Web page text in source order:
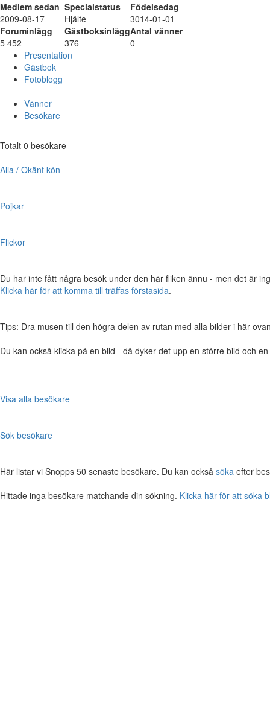
Medlem sedan Specialstatus
Födelsedag
2009-08-17
Hjälte
3014-01-01
Foruminlägg
GästboksinläggAntal vänner
5 452
376
0
Presentation
Gästbok
Fotoblogg
Vänner
Besökare
Totalt 0 besökare
Alla / Okänt kön
Pojkar
Flickor
Du har inte fått några besök under den här fliken ännu - men det är
Klicka här för att komma till träffas förstasida.
Tips: Dra musen till den högra delen av rutan med alla bilder i här
Du kan också klicka på en bild - då dyker det upp en större bild och
Visa alla besökare
Sök besökare
Här listar vi Snopps 50 senaste besökare. Du kan också söka efter
Hittade inga besökare matchande din sökning. Klicka här för att söka